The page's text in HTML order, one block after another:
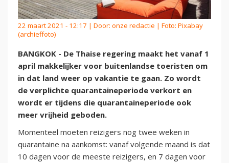
22 maart 2021 - 12:17 | Door: onze redactie | Foto: Pixabay
(archieffoto)
BANGKOK - De Thaise regering maakt het vanaf 1
april makkelijker voor buitenlandse toeristen om
in dat land weer op vakantie te gaan. Zo wordt
de verplichte quarantaineperiode verkort en
wordt er tijdens die quarantaineperiode ook
meer vrijheid geboden.
Momenteel moeten reizigers nog twee weken in
quarantaine na aankomst: vanaf volgende maand is dat
10 dagen voor de meeste reizigers, en 7 dagen voor